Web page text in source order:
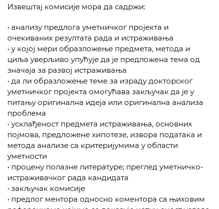
Извештај комисије мора да садржи:
• анализу предлога уметничког пројекта и
очекиваних резултата рада и истраживања
• у којој мери образложење предмета, метода и
циља уверљиво упућује да је предложена тема од
значаја за развој истраживања
• да ли образложење теме за израду докторског
уметничког пројекта омогућава закључак да је у
питању оригинална идеја или оригинална анализа
проблема
• усклађеност предмета истраживања, основних
појмова, предложене хипотезе, извора података и
метода анализе са критеријумима у области
уметности
• процену полазне литературе; преглед уметничко-
истраживачког рада кандидата
• закључак комисије
• предлог ментора односно коментора са њиховим